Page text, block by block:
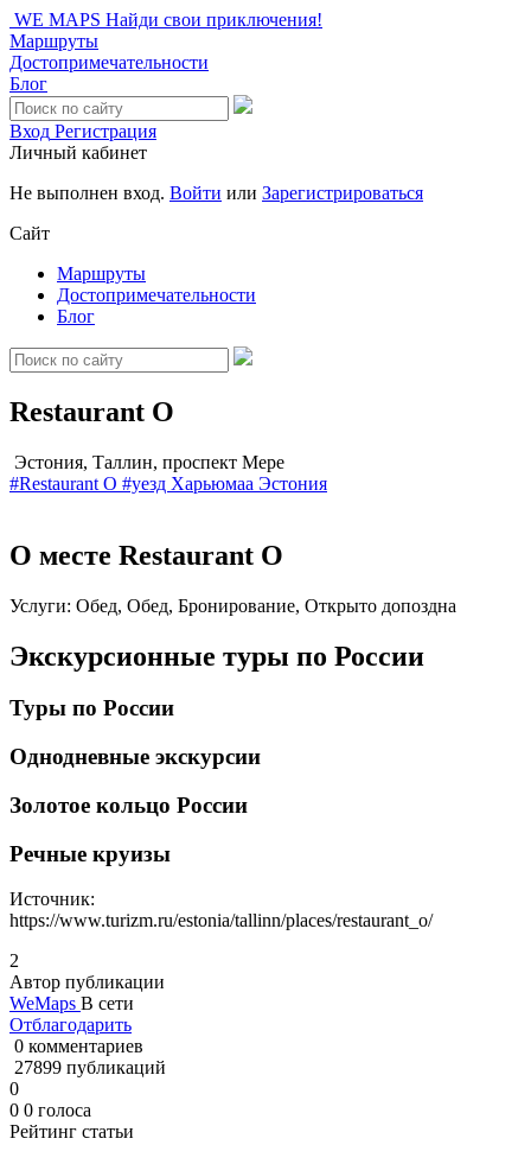
WE MAPS Найди свои приключения!
Маршруты
Достопримечательности
Блог
Вход Регистрация
Личный кабинет
Не выполнен вход. Войти или Зарегистрироваться
Сайт
Маршруты
Достопримечательности
Блог
Restaurant O
Эстония, Таллин, проспект Мере
#Restaurant O #уезд Харьюмаа Эстония
О месте Restaurant O
Услуги: Обед, Обед, Бронирование, Открыто допоздна
Экскурсионные туры по России
Туры по России
Однодневные экскурсии
Золотое кольцо России
Речные круизы
Источник:
https://www.turizm.ru/estonia/tallinn/places/restaurant_o/
2
Автор публикации
WeMaps В сети
Отблагодарить
0 комментариев
27899 публикаций
0
0 0 голоса
Рейтинг статьи